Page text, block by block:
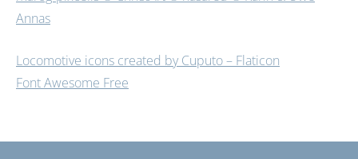
Annas
Locomotive icons created by Cuputo – Flaticon
Font Awesome Free